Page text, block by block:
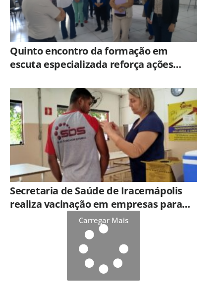
Quinto encontro da formação em
escuta especializada reforça ações
adolescentes em Americana
Secretaria de Saúde de Iracemápolis
realiza vacinação em empresas para
ampliar imunizaçãoCarregar Mais